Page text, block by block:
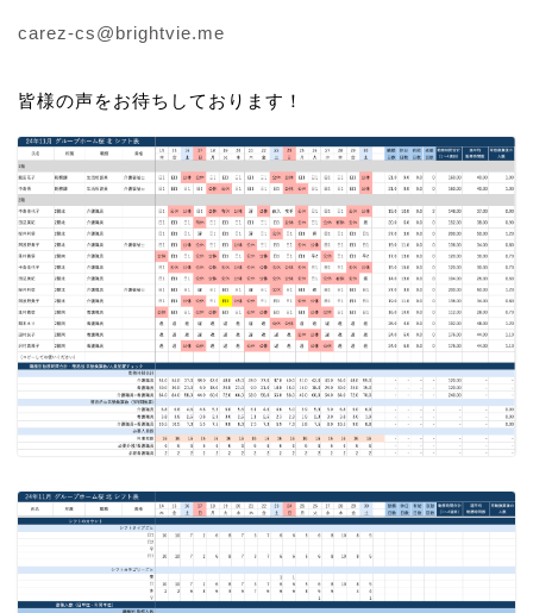
carez-cs@brightvie.me
皆様の声をお待ちしております！